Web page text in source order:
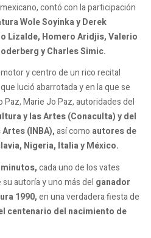
contó con la participación
Wole Soyinka y Derek
Lizalde, Homero Aridjis, Valerio
y Charles Simic.
y centro de un rico recital
lució abarrotada y en la que se
Paz, Marie Jo Paz, autoridades del
y las Artes (Conaculta) y del
(INBA),así como autores de
Nigeria, Italia y México.
minutos,cada uno de los vates
autoría y uno más del ganador
1990,en una verdadera fiesta de
centenario del nacimiento de